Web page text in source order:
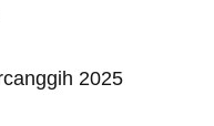
2025